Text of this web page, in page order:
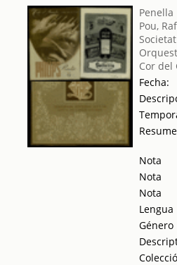
Pou,
Cor del
Fecha:
Nota
Nota
Nota
Lengua
Género